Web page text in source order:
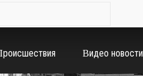
Происшествия Видео новости